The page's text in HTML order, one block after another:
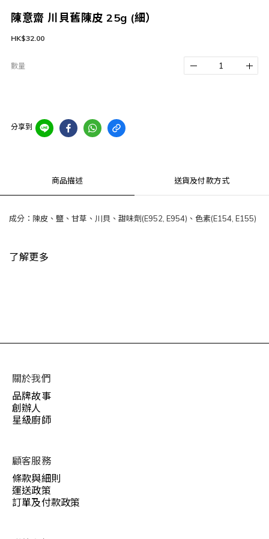
陳意齋 川貝舊陳皮 25g (細）
HK$32.00
數量
分享到
商品描述 送貨及付款方式
成分：陳皮、鹽、甘草、川貝、甜味劑(E952, E954)、色素(E154, E155)
了解更多
關於我們
品牌故事
創辦人
星級廚師
顧客服務
條款與細則
運送政策
訂單及付款政策